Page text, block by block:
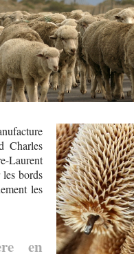
Charles
Laurent
bords
les
en